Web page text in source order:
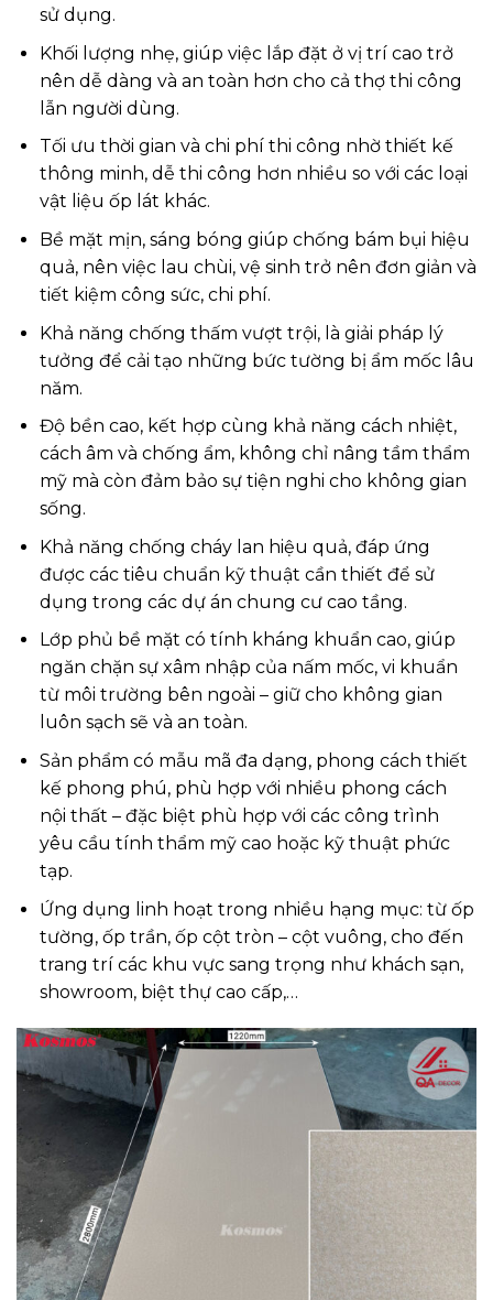
sử dụng.
Khối lượng nhẹ, giúp việc lắp đặt ở vị trí cao trở
nên dễ dàng và an toàn hơn cho cả thợ thi công
lẫn người dùng.
Tối ưu thời gian và chi phí thi công nhờ thiết kế
thông minh, dễ thi công hơn nhiều so với các loại
vật liệu ốp lát khác.
Bề mặt mịn, sáng bóng giúp chống bám bụi hiệu
quả, nên việc lau chùi, vệ sinh trở nên đơn giản và
tiết kiệm công sức, chi phí.
Khả năng chống thấm vượt trội, là giải pháp lý
tưởng để cải tạo những bức tường bị ẩm mốc lâu
năm.
Độ bền cao, kết hợp cùng khả năng cách nhiệt,
cách âm và chống ẩm, không chỉ nâng tầm thẩm
mỹ mà còn đảm bảo sự tiện nghi cho không gian
sống.
Khả năng chống cháy lan hiệu quả, đáp ứng
được các tiêu chuẩn kỹ thuật cần thiết để sử
dụng trong các dự án chung cư cao tầng.
Lớp phủ bề mặt có tính kháng khuẩn cao, giúp
ngăn chặn sự xâm nhập của nấm mốc, vi khuẩn
từ môi trường bên ngoài – giữ cho không gian
luôn sạch sẽ và an toàn.
Sản phẩm có mẫu mã đa dạng, phong cách thiết
kế phong phú, phù hợp với nhiều phong cách
nội thất – đặc biệt phù hợp với các công trình
yêu cầu tính thẩm mỹ cao hoặc kỹ thuật phức
tạp.
Ứng dụng linh hoạt trong nhiều hạng mục: từ ốp
tường, ốp trần, ốp cột tròn – cột vuông, cho đến
trang trí các khu vực sang trọng như khách sạn,
showroom, biệt thự cao cấp,…